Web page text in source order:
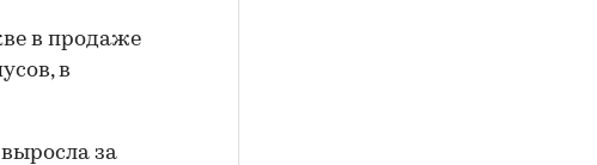
в продаже
в
за